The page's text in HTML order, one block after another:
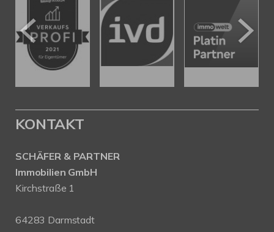
KONTAKT
SCHÄFER & PARTNER
Immobilien GmbH
Kirchstraße 1
64283 Darmstadt